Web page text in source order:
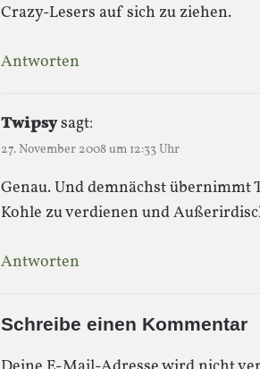
Crazy-Lesers auf sich zu ziehen.
Antworten
Twipsysagt:
27. November 2008 um 12:33 Uhr
Genau. Und demnächst übernimmt
Kohle zu verdienen und
Antworten
Schreibe einen Kommentar